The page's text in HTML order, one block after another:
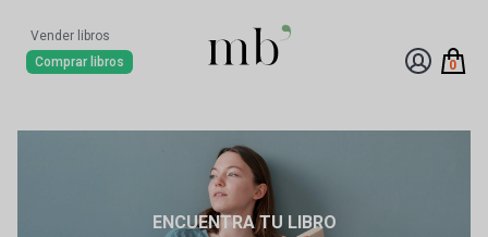
Vender libros
Comprar libros
0
ENCUENTRA TU LIBRO